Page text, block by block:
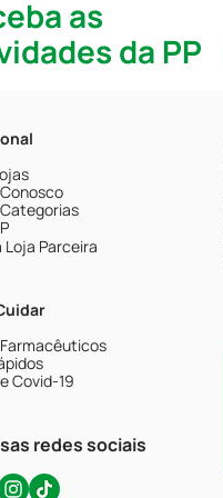
as
da PP
Loja Parceira
Covid-19
redes sociais